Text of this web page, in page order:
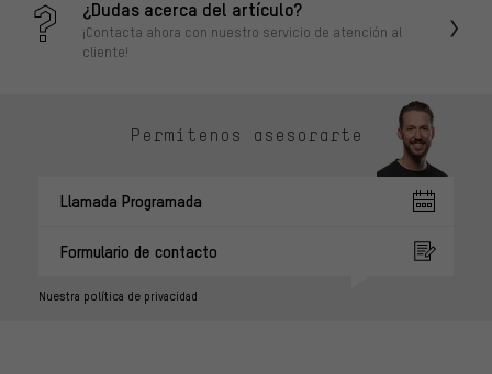
¿Dudas acerca del artículo?
¡Contacta ahora con nuestro servicio de atención al
cliente!
Permítenos asesorarte
Llamada Programada
Formulario de contacto
Nuestra política de privacidad